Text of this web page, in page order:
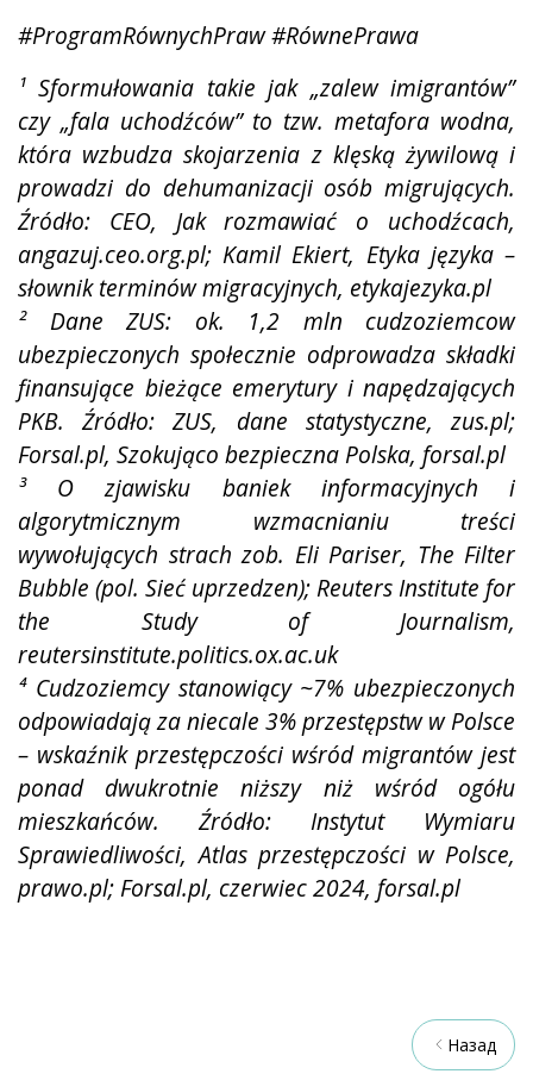
#ProgramRównychPraw #RównePrawa
¹ Sformułowania takie jak „zalew imigrantów”
czy „fala uchodźców” to tzw. metafora wodna,
która wzbudzaskojarzenia z klęską żywilową i
prowadzi do dehumanizacji osób migrujących.
Źródło: CEO, Jak rozmawiać o uchodźcach,
angazuj.ceo.org.pl; Kamil Ekiert, Etyka języka –
słownik terminów migracyjnych, etykajezyka.pl
² Dane ZUS: ok. 1,2 mln cudzoziemcow
ubezpieczonych społecznie odprowadza składki
finansujące bieżące emerytury i napędzających
PKB. Źródło: ZUS, dane statystyczne, zus.pl;
Forsal.pl, Szokująco bezpieczna Polska, forsal.pl
³ O zjawisku baniek informacyjnych i
algorytmicznym wzmacnianiu treści
wywołujących strach zob. Eli Pariser, The Filter
Bubble (pol. Sieć uprzedzen); Reuters Institute for
the Study of Journalism,
reutersinstitute.politics.ox.ac.uk
⁴ Cudzoziemcy stanowiący ~7% ubezpieczonych
odpowiadają za niecale 3% przestępstw w Polsce
– wskaźnik przestępczości wśród migrantów jest
ponad dwukrotnie niższy niż wśród ogółu
mieszkańców. Źródło: Instytut Wymiaru
Sprawiedliwości, Atlas przestępczości w Polsce,
prawo.pl; Forsal.pl, czerwiec 2024, forsal.pl
Назад